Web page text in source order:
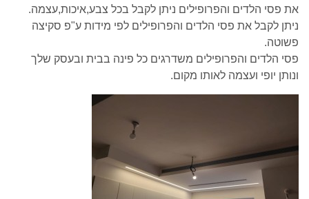
את פסי הלדים והפרופילים ניתן לקבל בכל צבע,איכות,עצמה.
ניתן לקבל את פסי הלדים והפרופילים לפי מידות ע"פ סקיצה
פשוטה.
פסי הלדים והפרופילים משדרגים כל פינה בבית ובעסק שלך
ונותן יופי ועצמה לאותו מקום.